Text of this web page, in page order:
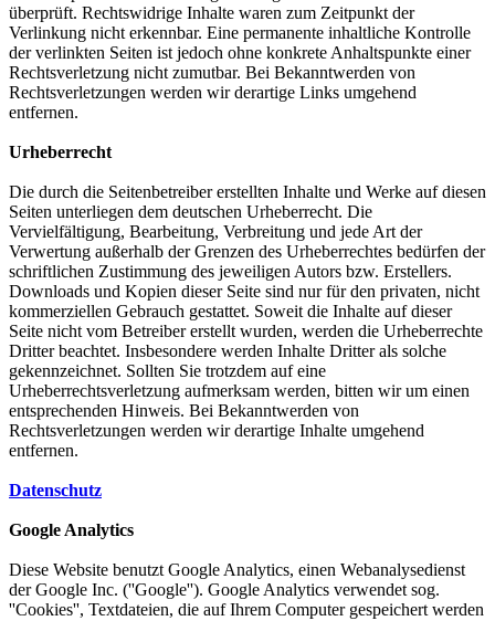
überprüft. Rechtswidrige Inhalte waren zum Zeitpunkt der
Verlinkung nicht erkennbar. Eine permanente inhaltliche Kontrolle
der verlinkten Seiten ist jedoch ohne konkrete Anhaltspunkte einer
Rechtsverletzung nicht zumutbar. Bei Bekanntwerden von
Rechtsverletzungen werden wir derartige Links umgehend
entfernen.
Urheberrecht
Die durch die Seitenbetreiber erstellten Inhalte und Werke auf diesen
Seiten unterliegen dem deutschen Urheberrecht. Die
Vervielfältigung, Bearbeitung, Verbreitung und jede Art der
Verwertung außerhalb der Grenzen des Urheberrechtes bedürfen der
schriftlichen Zustimmung des jeweiligen Autors bzw. Erstellers.
Downloads und Kopien dieser Seite sind nur für den privaten, nicht
kommerziellen Gebrauch gestattet. Soweit die Inhalte auf dieser
Seite nicht vom Betreiber erstellt wurden, werden die Urheberrechte
Dritter beachtet. Insbesondere werden Inhalte Dritter als solche
gekennzeichnet. Sollten Sie trotzdem auf eine
Urheberrechtsverletzung aufmerksam werden, bitten wir um einen
entsprechenden Hinweis. Bei Bekanntwerden von
Rechtsverletzungen werden wir derartige Inhalte umgehend
entfernen.
Datenschutz
Google Analytics
Diese Website benutzt Google Analytics, einen Webanalysedienst
der Google Inc. (''Google''). Google Analytics verwendet sog.
''Cookies'', Textdateien, die auf Ihrem Computer gespeichert werden